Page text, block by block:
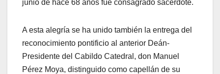
junio de hace 68 años fue consagrado sacerdote.
A esta alegría se ha unido también la entrega del
reconocimiento pontificio al anterior Deán-
Presidente del Cabildo Catedral, don Manuel
Pérez Moya, distinguido como capellán de su